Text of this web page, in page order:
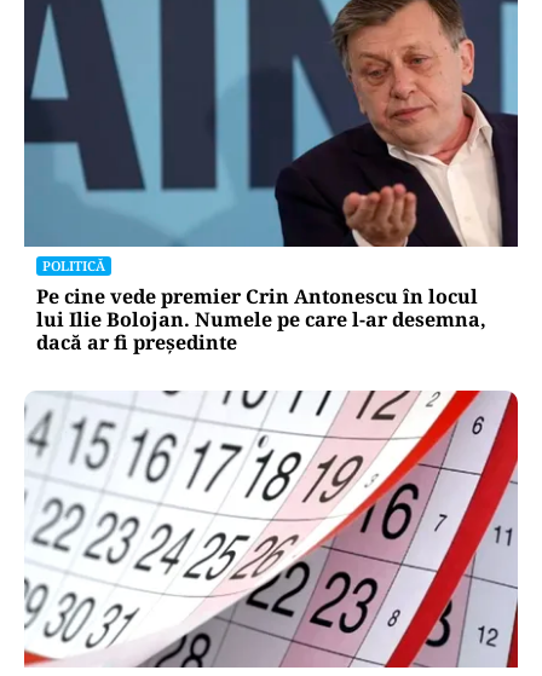
POLITICĂ
Pe cine vede premier Crin Antonescu în locul
lui Ilie Bolojan. Numele pe care l-ar desemna,
dacă ar fi președinte